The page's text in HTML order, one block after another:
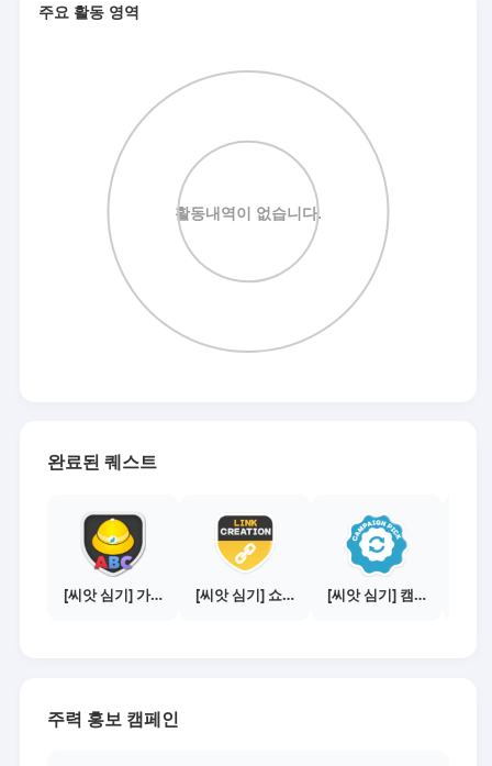
주요 활동 영역
완료된 퀘스트
[씨앗 심기] 가이드보기 - 매체별 활동 가이드 [씨앗 심기] 쇼핑몰 링크 발급하기 - 제휴몰 10곳 [씨앗 심기] 캠페인 전환하기
주력 홍보 캠페인